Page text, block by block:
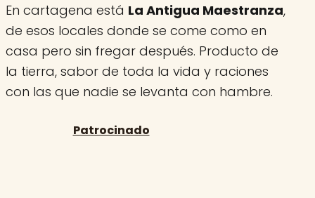
En cartagena está La Antigua Maestranza,
de esos locales donde se come como en
casa pero sin fregar después. Producto de
la tierra, sabor de toda la vida y raciones
con las que nadie se levanta con hambre.